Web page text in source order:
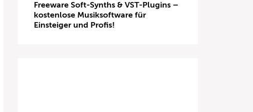
Freeware Soft-Synths & VST-Plugins –
kostenlose Musiksoftware für
Einsteiger und Profis!